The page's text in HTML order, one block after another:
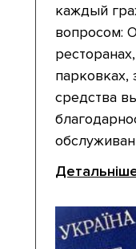
каждый
вопросом:
парковках,
средства